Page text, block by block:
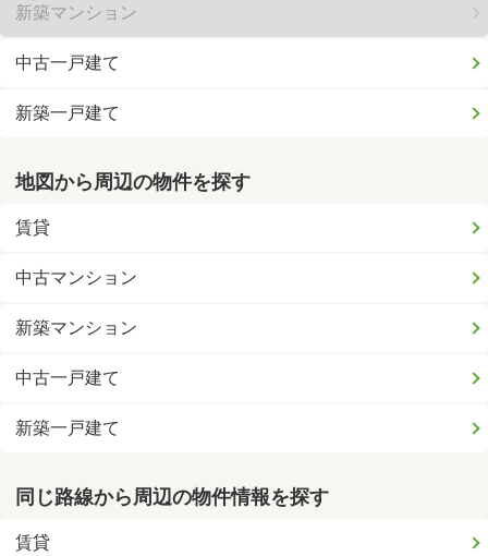
新築マンション
中古一戸建て
新築一戸建て
地図から周辺の物件を探す
賃貸
中古マンション
新築マンション
中古一戸建て
新築一戸建て
同じ路線から周辺の物件情報を探す
賃貸